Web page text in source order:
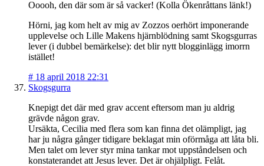
Ooooh, den där som är så vacker! (Kolla Ökenråttans länk!)
Hörni, jag kom helt av mig av Zozzos oerhört imponerande
upplevelse och Lille Makens hjärnblödning samt Skogsgurras
lever (i dubbel bemärkelse): det blir nytt blogginlägg imorrn
istället!
# 18 april 2018 22:31
Skogsgurra
Knepigt det där med grav accent eftersom man ju aldrig
grävde någon grav.
Ursäkta, Cecilia med flera som kan finna det olämpligt, jag
har ju några gånger tidigare beklagat min oförmåga att låta bli.
Men talet om lever styr mina tankar mot uppståndelsen och
konstaterandet att Jesus lever. Det är ohjälpligt. Felåt.